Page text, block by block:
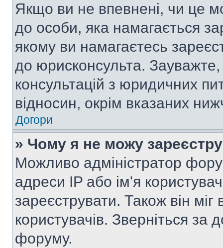
Якщо ви не впевнені, чи це
до особи, яка намагається
якому ви намагаєтесь
до юрисконсульта.
консультацій з юридичних
відносин, окрім вказаних
Догори
» Чому я не можу
Можливо адміністратор
адреси IP або ім'я
зареєструвати. Також він
користувачів. Зверніться за
форуму.